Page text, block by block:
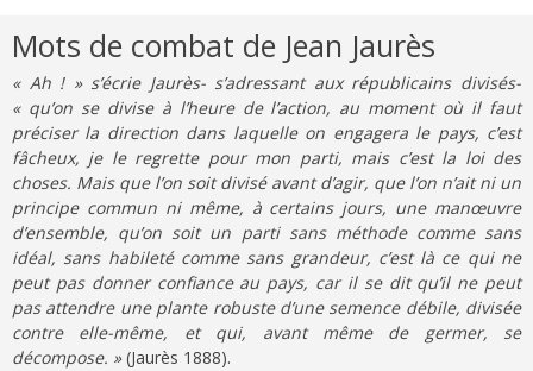
Mots de combat de Jean Jaurès
« Ah ! » s’écrie Jaurès- s’adressant aux républicains divisés-
« qu’on se divise à l’heure de l’action, au moment où il faut
préciser la direction dans laquelle on engagera le pays, c’est
fâcheux, je le regrette pour mon parti, mais c’est la loi des
choses. Mais que l’on soit divisé avant d’agir, que l’on n’ait ni un
principe commun ni même, à certains jours, une manœuvre
d’ensemble, qu’on soit un parti sans méthode comme sans
idéal, sans habileté comme sans grandeur, c’est là ce qui ne
peut pas donner confiance au pays, car il se dit qu’il ne peut
pas attendre une plante robuste d’une semence débile, divisée
contre elle-même, et qui, avant même de germer, se
décompose. »(Jaurès 1888).